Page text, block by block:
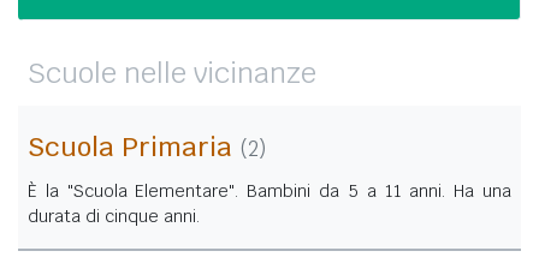
Scuole nelle vicinanze
Scuola Primaria (2)
È la "Scuola Elementare". Bambini da 5 a 11 anni. Ha una
durata di cinque anni.